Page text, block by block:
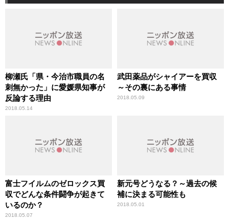
柳瀬氏「県・今治市職員の名
刺無かった」に愛媛県知事が
反論する理由
2018.05.14
武田薬品がシャイアーを買収
～その裏にある事情
2018.05.09
富士フイルムのゼロックス買
収でどんな条件闘争が起きて
いるのか？
2018.05.07
新元号どうなる？～過去の候
補に決まる可能性も
2018.05.01